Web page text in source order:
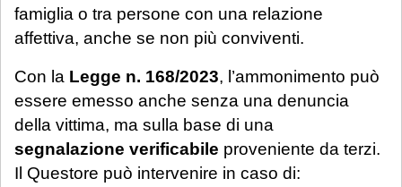
famiglia o tra persone con una relazione
affettiva, anche se non più conviventi.
Con la Legge n. 168/2023, l’ammonimento può
essere emesso anche senza una denuncia
della vittima, ma sulla base di una
segnalazione verificabile proveniente da terzi.
Il Questore può intervenire in caso di:
Sarà comunque garantita assistenza
urgente esclusivamente per le seguenti
casistiche:
avviso di conclusione delle indagini ex
art. 415-bis c.p.p.;
ricorsi, memorie e osservazioni con
termine di scadenza ricadente nel